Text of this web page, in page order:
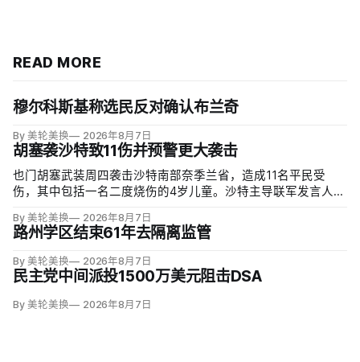
READ MORE
穆尔科斯基称选民反对确认布兰奇
By 美轮美换 2026年8月7日
胡塞袭沙特致11伤并预警更大袭击
也门胡塞武装周四袭击沙特南部奈季兰省，造成11名平民受
伤，其中包括一名二度烧伤的4岁儿童。沙特主导联军发言人图
区；
By 美轮美换 2026年8月7日
路州学区结束61年去隔离监管
By 美轮美换 2026年8月7日
民主党中间派投1500万美元阻击DSA
By 美轮美换 2026年8月7日